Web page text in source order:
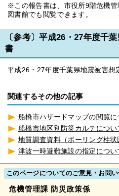
※この報告書は、市役所9階危機
図書館でも閲覧できます。
〔参考〕平成26・27年度千
書
平成26・27年度千葉県地震被害想
関連するその他の記事
船橋市ハザードマップの閲覧に
船橋市地区別防災カルテについ
地質調査資料（ボーリング柱
津波一時避難施設の指定につい
このページについてのご意見・お問
危機管理課 防災政策係